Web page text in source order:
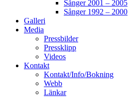
Sånger 2001 – 2005
Sånger 1992 – 2000
Galleri
Media
Pressbilder
Pressklipp
Videos
Kontakt
Kontakt/Info/Bokning
Webb
Länkar